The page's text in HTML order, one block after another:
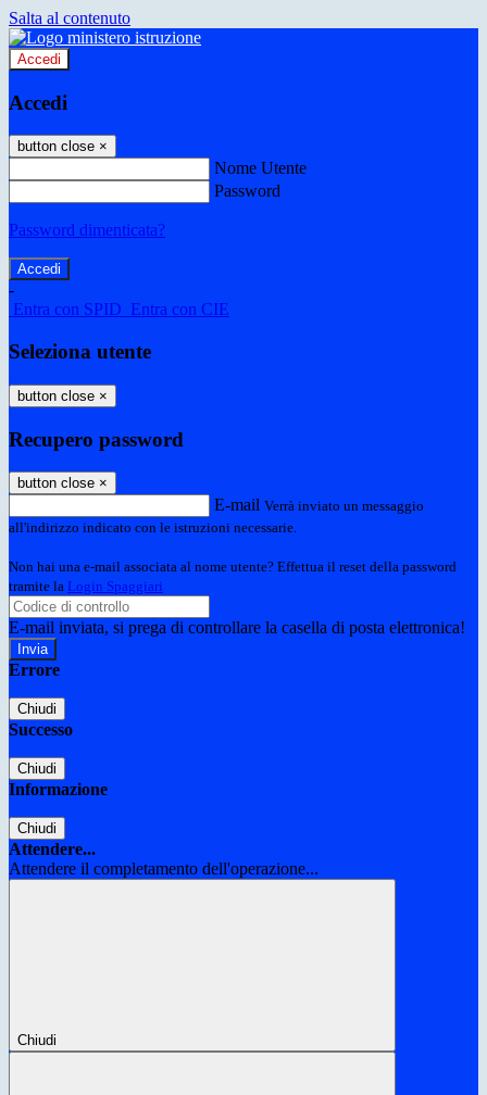
Salta al contenuto
Accedi
Accedi
button close ×
Nome Utente
Password
Password dimenticata?
-
Entra con SPID Entra con CIE
Seleziona utente
button close ×
Recupero password
button close ×
E-mail Verrà inviato un messaggio
all'indirizzo indicato con le istruzioni necessarie.
Non hai una e-mail associata al nome utente? Effettua il reset della password
tramite la Login Spaggiari
E-mail inviata, si prega di controllare la casella di posta elettronica!
Errore
Chiudi
Successo
Chiudi
Informazione
Chiudi
Attendere...
Attendere il completamento dell'operazione...
Chiudi